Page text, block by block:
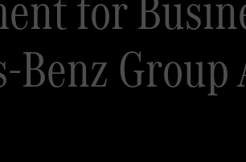
Benz Group